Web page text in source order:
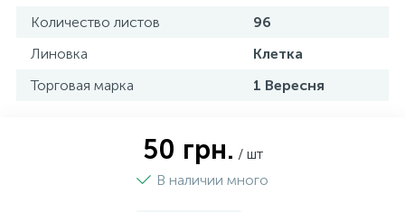
Количество листов
96
Линовка
Клетка
Торговая марка
1 Вересня
50 грн. / шт
В наличии много